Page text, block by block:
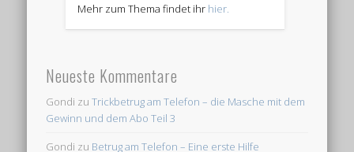
Mehr zum Thema findet ihr hier.
Neueste Kommentare
Gondi zuTrickbetrug am Telefon – die Masche mit dem
Gewinn und dem Abo Teil 3
Gondi zu Betrug am Telefon – Eine erste Hilfe